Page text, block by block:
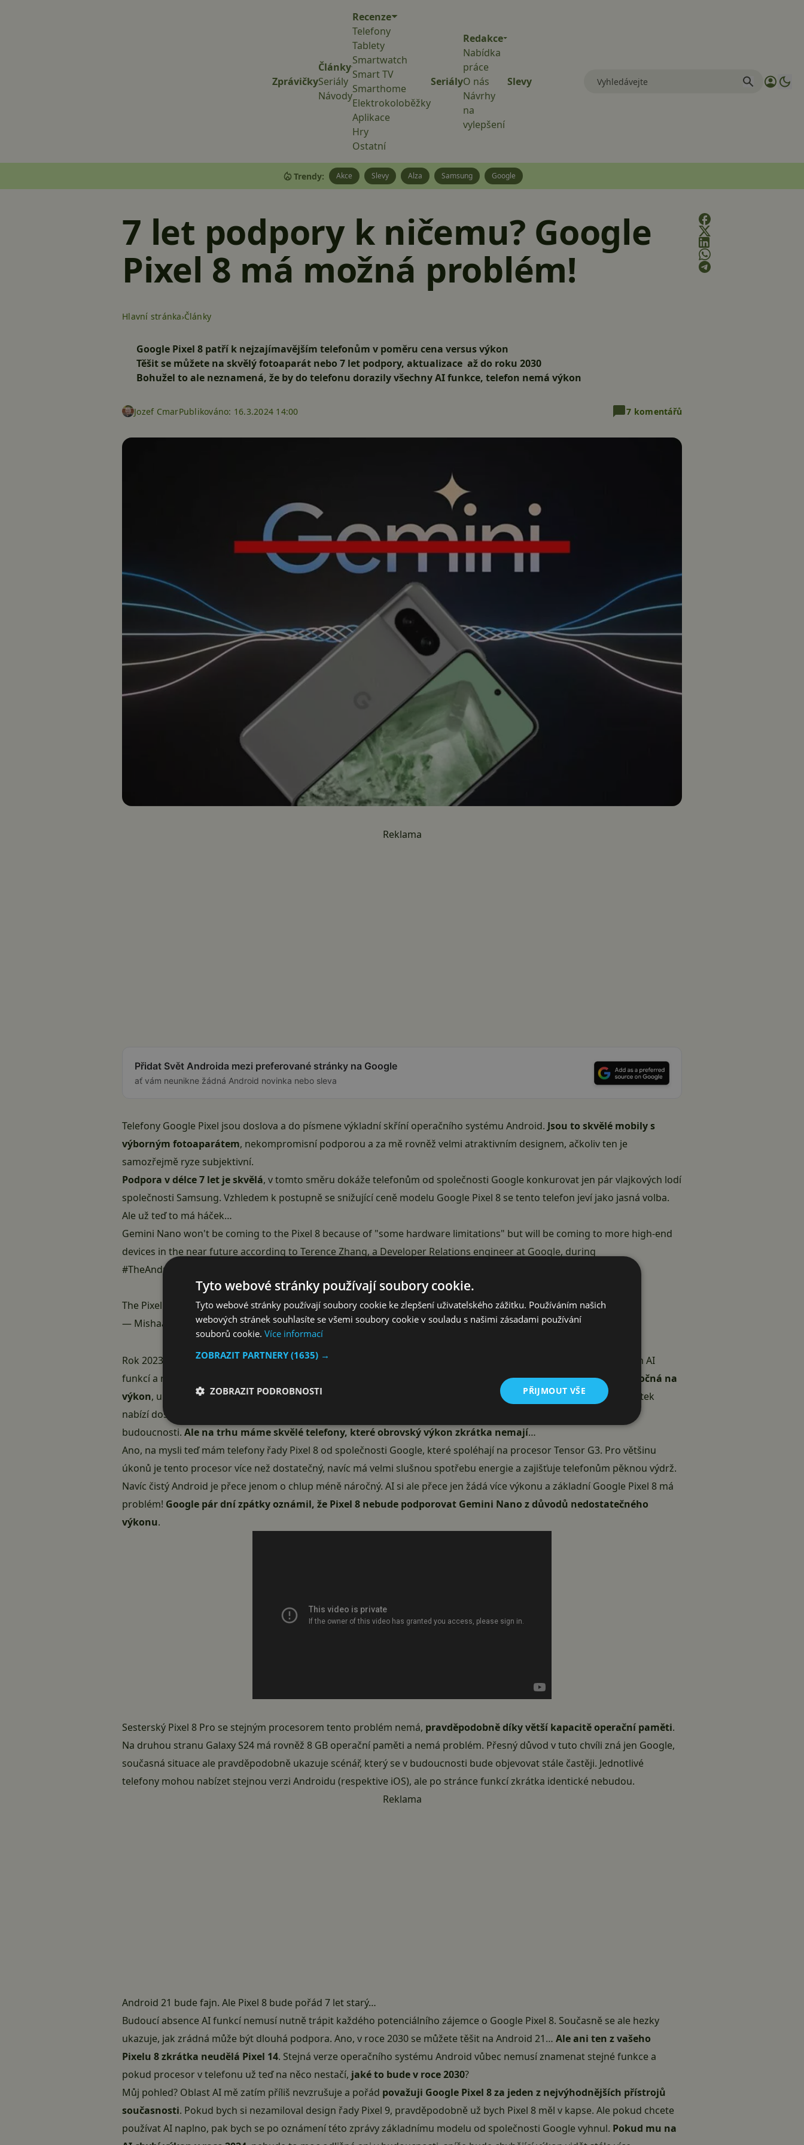
Zprávičky
Články
Seriály
Návody
Recenze
Telefony
Tablety
Smartwatch
Smart TV
Smarthome
Elektrokoloběžky
Aplikace
Hry
Ostatní
Seriály
Redakce
Nabídka
práce
O nás
Návrhy
na
vylepšení
Slevy
Trendy: Akce Slevy Alza Samsung Google
7 let podpory k ničemu? Google
Pixel 8 má možná problém!
Hlavní stránka Články
Google Pixel 8 patří k nejzajímavějším telefonům v poměru cena versus výkon
Těšit se můžete na skvělý fotoaparát nebo 7 let podpory, aktualizace až do roku 2030
Bohužel to ale neznamená, že by do telefonu dorazily všechny AI funkce, telefon nemá výkon
Jozef CmarPublikováno: 16.3.2024 14:00 7 komentářů
Reklama
Přidat Svět Androida mezi preferované stránky na Google
ať vám neunikne žádná Android novinka nebo sleva
Telefony Google Pixel jsou doslova a do písmene výkladní skříní operačního systému Android. Jsou to skvělé mobily s
výborným fotoaparátem, nekompromisní podporou a za mě rovněž velmi atraktivním designem, ačkoliv ten je
samozřejmě ryze subjektivní.
Podpora v délce 7 let je skvělá, v tomto směru dokáže telefonům od společnosti Google konkurovat jen pár vlajkových lodí
společnosti Samsung. Vzhledem k postupně se snižující ceně modelu Google Pixel 8 se tento telefon jeví jako jasná volba.
Ale už teď to má háček…
Gemini Nano won't be coming to the Pixel 8 because of "some hardware limitations" but will be coming to more high-end
devices in the near future according to Terence Zhang, a Developer Relations engineer at Google, during
#TheAndroidShow
The Pixel 8 and Pixel 8 Pro have the…pic.twitter.com/vAB50jcXrb
— Mishaal Rahman (@MishaalRahman)March 7, 2024
Rok 2023 se nesl v nástupuAIa rok letošní není jiný. Naopak, jednotliví výrobci se předhání v zavádění nejrůznějších AI
funkcí a na trhu nenajdete vlajkovou loď, u které by si výrobce dovolil tuto oblast ignorovat.AI je samozřejmě náročná na
výkon, u většiny moderních telefonů to ale není problém. Ty nejlepší procesory od společnostíQualcomm a
Mediatek
nabízí doslova obří výkon a je tam značná rezerva, aby si s náročnými funkcemi poradily bez problémů dnes i v
budoucnosti. Ale na trhu máme skvělé telefony, které obrovský výkon zkrátka nemají…
Ano, na mysli teď mám telefony řady Pixel 8 od společnosti Google, které spoléhají na procesor Tensor G3. Pro většinu
úkonů je tento procesor více než dostatečný, navíc má velmi slušnou spotřebu energie a zajišťuje telefonům pěknou výdrž.
Navíc čistý Android je přece jenom o chlup méně náročný. AI si ale přece jen žádá více výkonu a základní Google Pixel 8 má
problém! Google pár dní zpátky oznámil, že Pixel 8 nebude podporovat Gemini Nano z důvodů nedostatečného
výkonu.
Sesterský Pixel 8 Pro se stejným procesorem tento problém nemá, pravděpodobně díky větší kapacitě operační paměti.
Na druhou stranu Galaxy S24 má rovněž 8 GB operační paměti a nemá problém. Přesný důvod v tuto chvíli zná jen Google,
současná situace ale pravděpodobně ukazuje scénář, který se v budoucnosti bude objevovat stále častěji. Jednotlivé
telefony mohou nabízet stejnou verzi Androidu (respektive iOS), ale po stránce funkcí zkrátka identické nebudou.
Reklama
Android 21 bude fajn. Ale Pixel 8 bude pořád 7 let starý…
Budoucí absence AI funkcí nemusí nutně trápit každého potenciálního zájemce o Google Pixel 8. Současně se ale hezky
ukazuje, jak zrádná může být dlouhá podpora. Ano, v roce 2030 se můžete těšit na Android 21… Ale ani ten z vašeho
Pixelu 8 zkrátka neudělá Pixel 14. Stejná verze operačního systému Android vůbec nemusí znamenat stejné funkce a
pokud procesor v telefonu už teď na něco nestačí, jaké to bude v roce 2030?
Můj pohled? Oblast AI mě zatím příliš nevzrušuje a pořád považuji Google Pixel 8 za jeden z nejvýhodnějších přístrojů
současnosti. Pokud bych si nezamiloval design řady Pixel 9, pravděpodobně už bych Pixel 8 měl v kapse. Ale pokud chcete
používat AI naplno, pak bych se po oznámení této zprávy základnímu modelu od společnosti Google vyhnul. Pokud mu na
Tyto webové stránky používají soubory cookie.
Tyto webové stránky používají soubory cookie ke zlepšení uživatelského zážitku. Používáním našich
webových stránek souhlasíte se všemi soubory cookie v souladu s našimi zásadami používání
souborů cookie. Více informací
ZOBRAZIT PARTNERY(1635) →
PŘIJMOUT VŠE
ZOBRAZIT PODROBNOSTI